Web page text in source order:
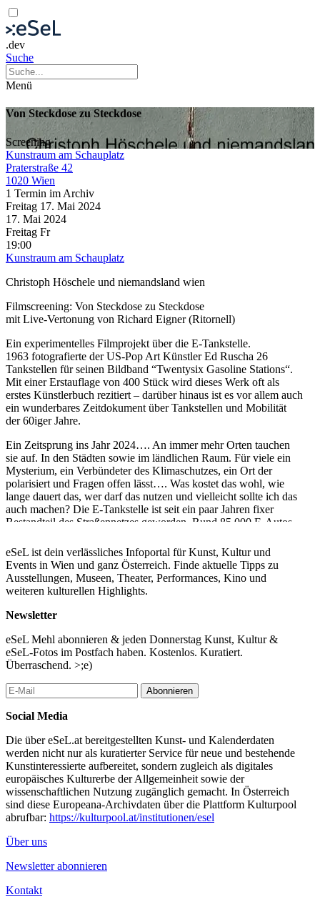
.dev
Suche
Menü
Von Steckdose zu Steckdose
Screening
Kunstraum am Schauplatz
Praterstraße 42
1020 Wien
1 Termin im Archiv
Freitag 17. Mai 2024
17. Mai 2024
Freitag Fr
19:00
Kunstraum am Schauplatz
Christoph Höschele und niemandsland wien
Filmscreening: Von Steckdose zu Steckdose
mit Live-Vertonung von Richard Eigner (Ritornell)
Ein experimentelles Filmprojekt über die E-Tankstelle.
1963 fotografierte der US-Pop Art Künstler Ed Ruscha 26
Tankstellen für seinen Bildband “Twentysix Gasoline Stations“.
Mit einer Erstauflage von 400 Stück wird dieses Werk oft als
erstes Künstlerbuch rezitiert – darüber hinaus ist es vor allem auch
ein wunderbares Zeitdokument über Tankstellen und Mobilität
der 60iger Jahre.
Ein Zeitsprung ins Jahr 2024…. An immer mehr Orten tauchen
sie auf. In den Städten sowie im ländlichen Raum. Für viele ein
Mysterium, ein Verbündeter des Klimaschutzes, ein Ort der
polarisiert und Fragen offen lässt…. Was kostet das wohl, wie
lange dauert das, wer darf das nutzen und vielleicht sollte ich das
auch machen? Die E-Tankstelle ist seit ein paar Jahren fixer
Bestandteil des Straßennetzes geworden. Rund 85.000 E-Autos
einmal um die 100. Gleichzeitig ist somit auch die Dichte an E-
Tankstellen deutlich gestiegen. So sind es in Wien heute schon
über 1600 öffentliche Ladepunkte.
Für SHIFT 2023 war diese (noch-)Randerscheinung Motivation
für ein mobiles und nachhaltig-betriebenes Filmprojekt im
innerhalb Wiens mit einem adaptierten E-Lastenrad samt
Videoequipment von Steckdose zu Steckdose entstanden
Filmaufnahmen, die elektrische Zapfstellen in ihrer Umgebung
zeigen. Im No-Comment Stil, aus fixer Perspektive und ohne
künstliche Handlung oder Kommentar, sind dabei diese Orte in
ihren verschiedenen städtebaulichen Settings zu sehen.
Motiv. Ein sozialer Mikrokosmos, oder wie es der französische
Anthropologe Marc Augé beschreibt ein “Nicht-Ort”. Ein
Geschäft das immer geöffnet scheint, eine Unterbrechung in der
ständigen Bewegung aber auch ein Symbol der Mobilität und
gleichzeitig unserer Abhängigkeit von erschöpflichen Ressourcen.
Zu sehen ist ein entschleunigtes, filmisches Dokument über das
Phänomen E-Tankstelle.
Zu dem Screening im Kunstraum am Schauplatz wird der
Musiker Richard Eigner (Ritornell) ein Percussion Liveset zu den
eSeL ist dein verlässliches Infoportal für Kunst, Kultur und
Events in Wien und ganz Österreich. Finde aktuelle Tipps zu
Ausstellungen, Museen, Theater, Performances, Kino und
weiteren kulturellen Highlights.
Newsletter
eSeL Mehl abonnieren & jeden Donnerstag Kunst, Kultur &
eSeL-Fotos im Postfach haben. Kostenlos. Kuratiert.
Überraschend. >;e)
Abonnieren
Social Media
Die über eSeL.at bereitgestellten Kunst- und Kalenderdaten
werden nicht nur als kuratierter Service für neue und bestehende
Kunstinteressierte aufbereitet, sondern zugleich als digitales
europäisches Kulturerbe der Allgemeinheit sowie der
wissenschaftlichen Nutzung zugänglich gemacht. In Österreich
sind diese Europeana-Archivdaten über die Plattform Kulturpool
abrufbar: https://kulturpool.at/institutionen/esel
Über uns
Newsletter abonnieren
Kontakt